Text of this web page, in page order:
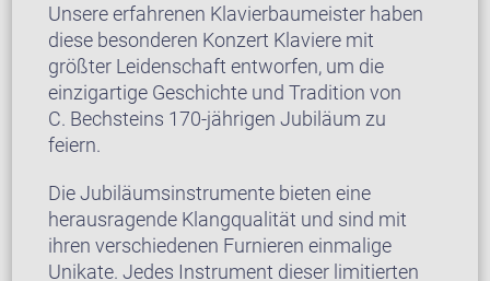
Unsere erfahrenen Klavierbaumeister haben
diese besonderen Konzert Klaviere mit
größter Leidenschaft entworfen, um die
einzigartige Geschichte und Tradition von
C. Bechsteins 170-jährigen Jubiläum zu
feiern.
Die Jubiläumsinstrumente bieten eine
herausragende Klangqualität und sind mit
ihren verschiedenen Furnieren einmalige
Unikate. Jedes Instrument dieser limitierten